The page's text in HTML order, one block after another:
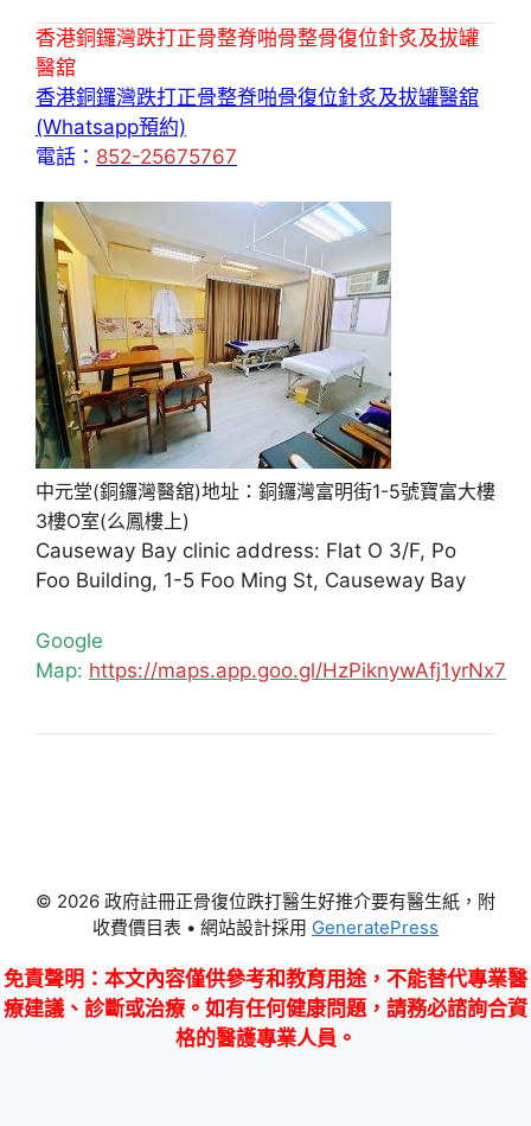
香港銅鑼灣跌打正骨整脊啪骨整骨復位針炙及拔罐
醫舘
香港銅鑼灣跌打正骨整脊啪骨復位針炙及拔罐醫舘
(Whatsapp預約)
電話： 852-25675767
中元堂(銅鑼灣醫舘)地址：銅鑼灣富明街1-5號寶富大樓
3樓O室(么鳳樓上)
Causeway Bay clinic address: Flat O 3/F, Po
Foo Building, 1-5 Foo Ming St, Causeway Bay
Google
Map: https://maps.app.goo.gl/HzPiknywAfj1yrNx7
© 2026 政府註冊正骨復位跌打醫生好推介要有醫生紙，附
收費價目表 • 網站設計採用 GeneratePress
免責聲明 ：本文內容僅供參考和教育用途，不能替代專業醫
療建議、診斷或治療。如有任何健康問題，請務必諮詢合資
格的醫護專業人員。